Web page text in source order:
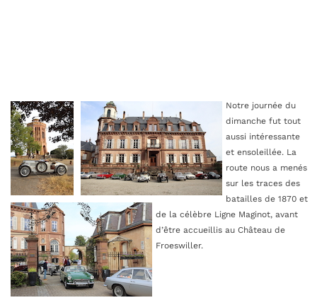
Notre journée du
dimanche fut tout
aussi intéressante
et ensoleillée. La
route nous a menés
sur les traces des
batailles de 1870 et
de la célèbre Ligne Maginot, avant
d’être accueillis au Château de
Froeswiller.